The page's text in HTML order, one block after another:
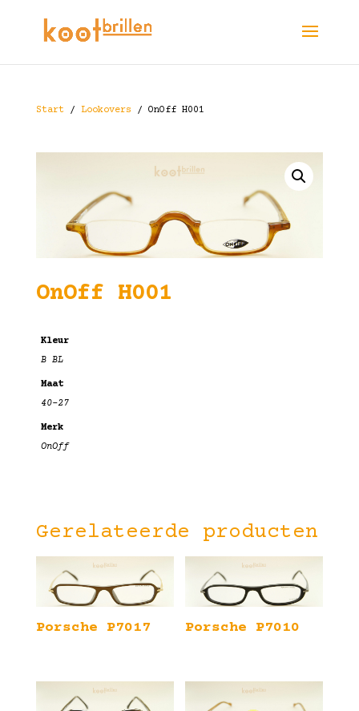
Start/ Lookovers / OnOff H001
OnOff H001
Kleur
B BL
Maat
40-27
Merk
OnOff
Gerelateerde producten
Porsche P7017 Porsche P7010